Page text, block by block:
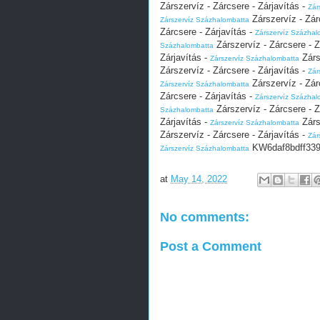
Zárszervíz - Zárcsere - Zárjavítás -
Zárszervíz Százhalombatta Zárszervíz -
Zárcsere - Zárjavítás - Zárszervíz
Százhalombatta Zárszervíz - Zárcsere -
Zárjavítás - Zárszervíz Százhalombatta
Zárszervíz - Zárcsere - Zárjavítás -
Zárszervíz Százhalombatta Zárszervíz -
Zárcsere - Zárjavítás - Zárszervíz
Százhalombatta Zárszervíz - Zárcsere -
Zárjavítás - Zárszervíz Százhalombatta
Zárszervíz - Zárcsere - Zárjavítás -
Zárszervíz Százhalombatta
at May 14, 2022
No comments:
Post a Comment